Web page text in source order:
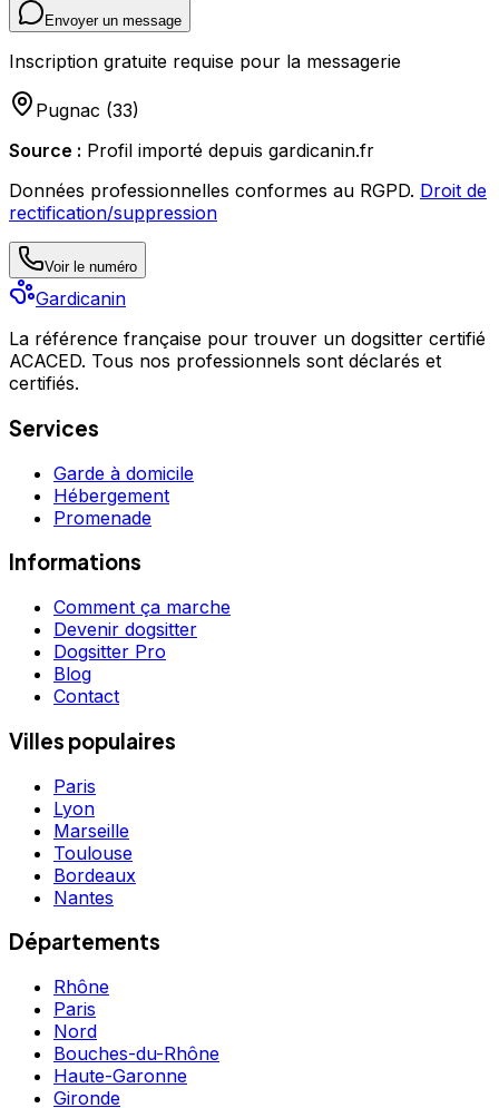
Envoyer un message
Inscription gratuite requise pour la messagerie
Pugnac (33)
Source : Profil importé depuis gardicanin.fr
Données professionnelles conformes au RGPD. Droit de
rectification/suppression
Voir le numéro
Gardicanin
La référence française pour trouver un dogsitter certifié
ACACED. Tous nos professionnels sont déclarés et
certifiés.
Services
Garde à domicile
Hébergement
Promenade
Informations
Comment ça marche
Devenir dogsitter
Dogsitter Pro
Blog
Contact
Villes populaires
Paris
Lyon
Marseille
Toulouse
Bordeaux
Nantes
Départements
Rhône
Paris
Nord
Bouches-du-Rhône
Haute-Garonne
Gironde